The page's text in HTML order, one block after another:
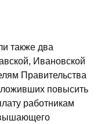
также два
Ивановской
Правительства
повысить
работникам